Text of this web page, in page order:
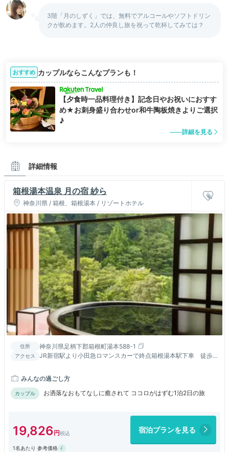
3階「月のしずく」では、無料でアルコールやソフトドリン
クが飲めます。2人の仲良し旅を祝って乾杯してみては？
おすすめ カップルならこんなプランも！
【夕食時一品料理付き】記念日やお祝いにおすす
め★お刺身盛り合わせor和牛陶板焼きよりご選択
♪
詳細を見る
詳細情報
箱根湯本温泉 月の宿 紗ら
神奈川県 / 箱根、箱根湯本 / リゾートホテル
住所 神奈川県足柄下郡箱根町湯本588-1
アクセス
JR新宿駅より小田急ロマンスカーで終点箱根湯本駅下車 徒歩
みんなの過ごし方
カップル お洒落なおもてなしに癒されて ココロがはずむ1泊2日の旅
19,826 宿泊プランを見る
1名あたり 参考価格